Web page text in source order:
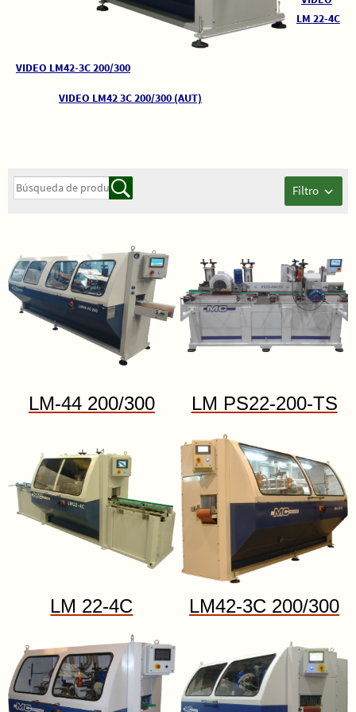
LM 22-4C
VIDEO LM42-3C 200/300
VIDEO LM42 3C 200/300 (AUT)
Filtro
LM-44 200/300 LM PS22-200-TS
LM 22-4C LM42-3C 200/300